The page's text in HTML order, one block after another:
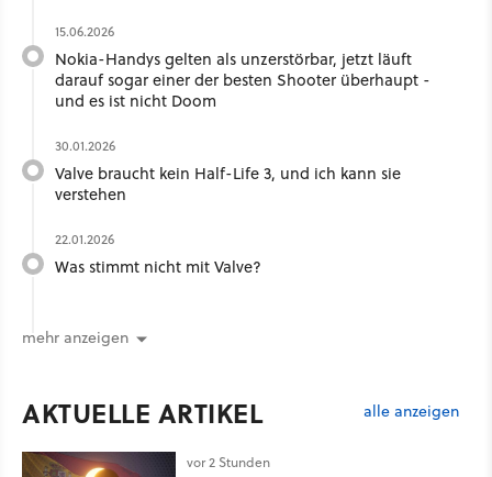
15.06.2026
Nokia-Handys gelten als unzerstörbar, jetzt läuft
darauf sogar einer der besten Shooter überhaupt -
und es ist nicht Doom
30.01.2026
Valve braucht kein Half-Life 3, und ich kann sie
verstehen
22.01.2026
Was stimmt nicht mit Valve?
mehr anzeigen
AKTUELLE ARTIKEL alle anzeigen
vor 2 Stunden